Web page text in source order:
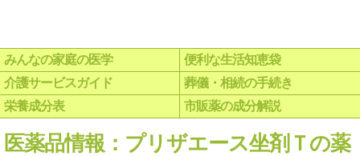
みんなの家庭の医学
便利な生活知恵袋
介護サービスガイド
葬儀・相続の手続き
栄養成分表
市販薬の成分解説
医薬品情報：プリザエース坐剤Ｔの薬